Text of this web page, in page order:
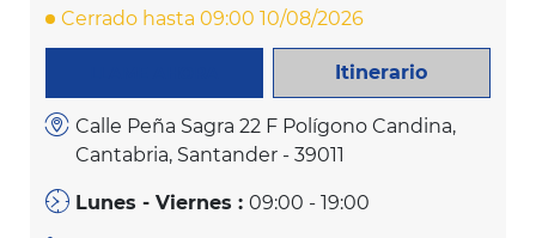
Cerrado hasta 09:00 10/08/2026
Itinerario
Calle Peña Sagra 22 F Polígono Candina,
Cantabria, Santander - 39011
Lunes - Viernes :09:00 - 19:00